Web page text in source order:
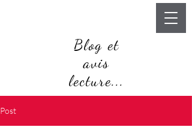
Blog et
avis
lecture...
Post